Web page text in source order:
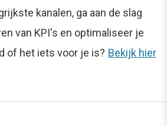
kanalen, ga aan de slag
van KPI's en optimaliseer je
of het iets voor je is? Bekijk hier